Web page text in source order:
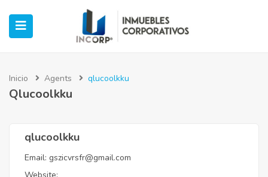
(Oficinas)
(Industrial)
Inicio Agents qlucoolkku
Qlucoolkku
qlucoolkku
Email: gszicvrsfr@gmail.com